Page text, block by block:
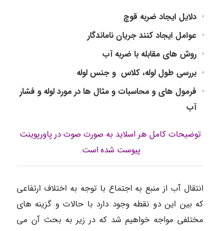
دلایل ایجاد ضربه قوچ
عوامل ایجاد کنند جریان ناماندگار
روش های مقابله با ضربه آب
بررسی طول لوله، کلاس و جنس لوله
فرمول های و محاسبات و مثال ها در مورد لوله و فشار
آب
توضیحات کامل هر اسلاید به صورت صوت در پاورپوینت
پیوست شده است.
انتقال آب از منبع به اجتماع با توجه به اختلاف ارتفاعی
که بین این دو نقطه وجود دارد با حالات و گزینه های
مختلفی مواجه خواهیم شد که در زیر به بحث آن می